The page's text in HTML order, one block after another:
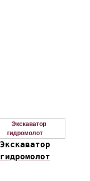
Экскаватор
гидромолот